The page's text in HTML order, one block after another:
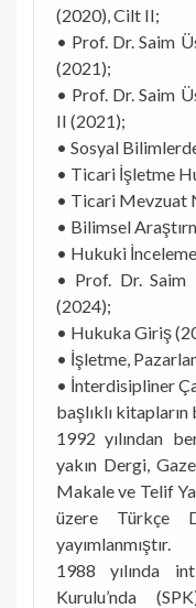
(2020), Cilt II;
• Prof. Dr. Saim
(2021);
• Prof. Dr. Saim
II (2021);
• Sosyal
• Ticari İşletme
• Ticari Mevzuat
• Bilimsel
• Hukuki
• Prof. Dr. Saim
(2024);
• Hukuka Giriş
• İşletme,
• İnterdisipliner
başlıklı kitapların
1992 yılından
yakın Dergi,
Makale ve Telif
üzere Türkçe
yayımlanmıştır.
1988 yılında
Kurulu’nda